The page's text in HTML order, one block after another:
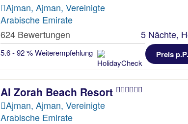
Ajman, Ajman, Vereinigte
Arabische Emirate
624 Bewertungen
5.6 - 92 % Weiterempfehlung
5 Nächte,
Preis
Al Zorah Beach Resort
Ajman, Ajman, Vereinigte
Arabische Emirate